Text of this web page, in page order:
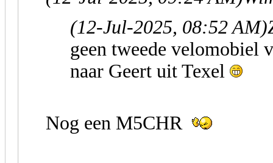
(12-Jul-2025, 08:52 AM)
geen tweede velomobiel
naar Geert uit Texel
Nog een M5CHR